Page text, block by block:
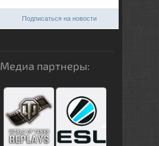
Подписаться на новости
Медиа партнеры: